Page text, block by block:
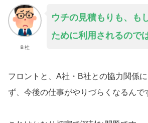
Ｂ社
ウチの見積もりも、も
ために利用されるので
フロントと、A社・B社との協力関係
ず、今後の仕事がやりづらくなるんで